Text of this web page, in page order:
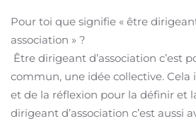
Pour toi que signifie « être
association » ?
Être dirigeant d’association c’est
commun, une idée collective.
et de la réflexion pour la définir et
dirigeant d’association c’est aussi